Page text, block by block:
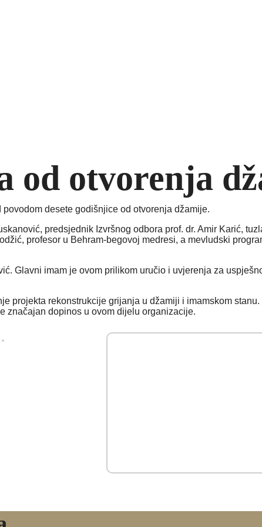
od otvorenja
desete godišnjice od otvorenja džamije.
predsjednik Izvršnog odbora prof. dr. Amir Karić,
profesor u Behram-begovoj medresi, a mevludski
Glavni imam je ovom prilikom uručio i uvjerenja za
projekta rekonstrukcije grijanja u džamiji i imamskom
značajan dopinos u ovom dijelu organizacije.